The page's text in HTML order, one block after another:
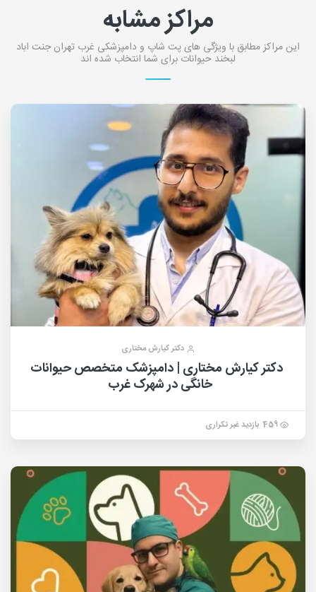
مراکز مشابه
این مراکز مطابق با ویژگی های پت شاپ و دامپزشکی غرب تهران جنت اباد
لبخند حیوانات برای شما انتخاب شده اند
دکتر کیارش مختاری
دکتر کیارش مختاری | دامپزشک متخصص حیوانات
خانگی در شهرک غرب
459 بازدید غیر تکراری